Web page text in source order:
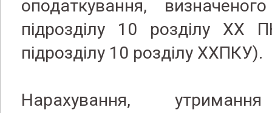
оподаткування,
підрозділу 10 розділу
підрозділу 10 розділу XXПКУ).
Нарахування,